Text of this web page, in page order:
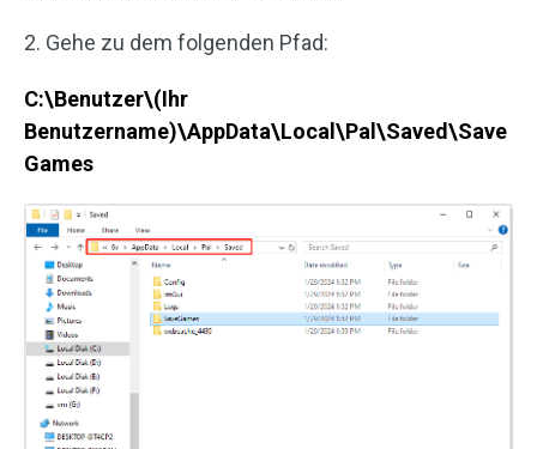
2. Gehe zu dem folgenden Pfad:
C:\Benutzer\(Ihr
Benutzername)\AppData\Local\Pal\Saved\Save
Games